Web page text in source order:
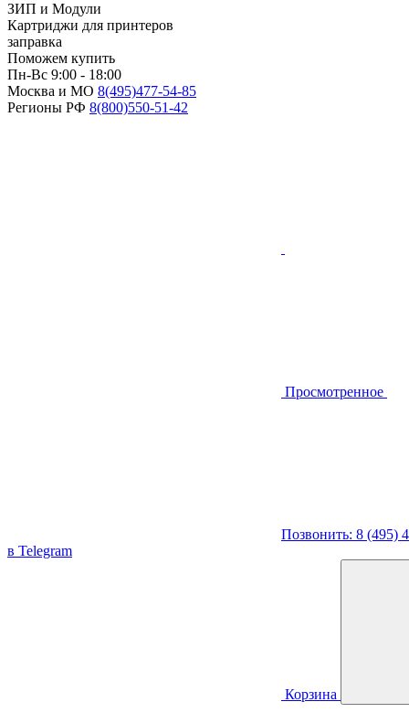
ЗИП и Модули
Картриджи для принтеров
заправка
Поможем купить
Пн-Вс 9:00 - 18:00
Москва и МО 8(495)477-54-85
Регионы РФ 8(800)550-51-42
Просмотренное
Позвонить: 8 (495)
в Telegram
Корзина